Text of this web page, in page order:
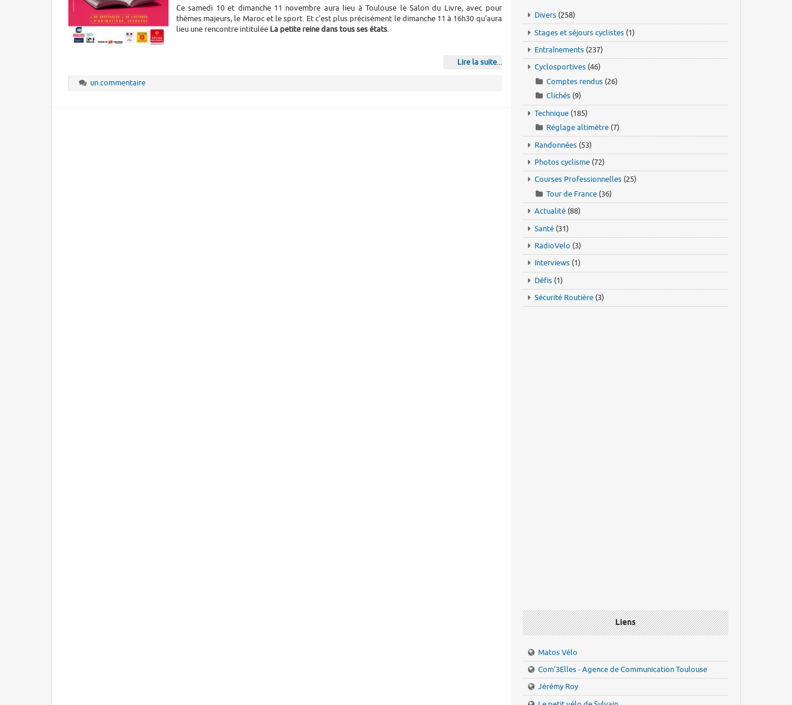
Ce samedi 10 et dimanche 11 novembre aura lieu à Toulouse le Salon du Livre, avec pour
thèmes majeurs, le Maroc et le sport. Et c'est plus précisément le dimanche 11 à 16h30 qu'aura
lieu une rencontre intitulée La petite reine dans tous ses états.
Lire la suite...
un commentaire
Divers (258)
Stages et séjours cyclistes (1)
Entraînements (237)
Cyclosportives (46)
Comptes rendus (26)
Clichés (9)
Technique (185)
Réglage altimètre (7)
Randonnées (53)
Photos cyclisme (72)
Courses Professionnelles (25)
Tour de France (36)
Actualité (88)
Santé (31)
RadioVelo (3)
Interviews (1)
Défis (1)
Sécurité Routière (3)
Liens
Matos Vélo
Com'3Elles - Agence de Communication Toulouse
Jérémy Roy